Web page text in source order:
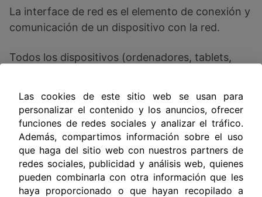
La interface de red es el elemento de conexión y
comunicación de un dispositivo con la red.
Todos los dispositivos (ordenadores, tablets,
que no es otra cosa, que la parte electrónica con
la función de conectar y comunicar dicho equipo
a la red.
Dirección MAC
Las cookies de este sitio web se usan para
personalizar el contenido y los anuncios, ofrecer
funciones de redes sociales y analizar el tráfico.
Además, compartimos información sobre el uso
que haga del sitio web con nuestros partners de
redes sociales, publicidad y análisis web, quienes
pueden combinarla con otra información que les
haya proporcionado o que hayan recopilado a